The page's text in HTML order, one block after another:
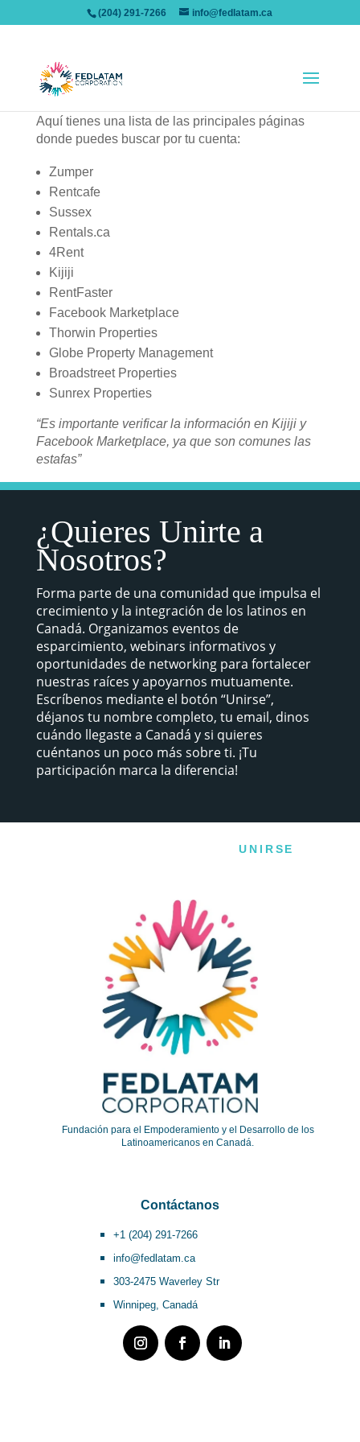
(204) 291-7266 info@fedlatam.ca
4. BÚSQUEDA DE VIVIENDA
Aquí tienes una lista de las principales páginas
donde puedes buscar por tu cuenta:
Zumper
Rentcafe
Sussex
Rentals.ca
4Rent
Kijiji
RentFaster
Facebook Marketplace
Thorwin Properties
Globe Property Management
Broadstreet Properties
Sunrex Properties
“Es importante verificar la información en Kijiji y
Facebook Marketplace, ya que son comunes las
estafas”
¿Quieres Unirte a
Nosotros?
Forma parte de una comunidad que impulsa el
crecimiento y la integración de los latinos en
Canadá. Organizamos eventos de
esparcimiento, webinars informativos y
oportunidades de networking para fortalecer
nuestras raíces y apoyarnos mutuamente.
Escríbenos mediante el botón “Unirse”,
déjanos tu nombre completo, tu email, dinos
cuándo llegaste a Canadá y si quieres
cuéntanos un poco más sobre ti. ¡Tu
participación marca la diferencia!
UNIRSE
Fundación para el Empoderamiento y el Desarrollo de los
Latinoamericanos en Canadá.
Contáctanos
+1 (204) 291-7266
info@fedlatam.ca
303-2475 Waverley Str
Winnipeg, Canadá